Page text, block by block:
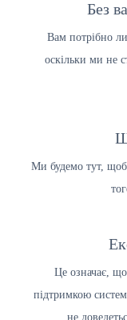
Без
Вам потрібно
оскільки ми не
Ми будемо тут, щоб
Це означає,
підтримкою
не